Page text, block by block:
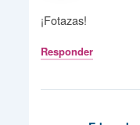
¡Fotazas!
Responder